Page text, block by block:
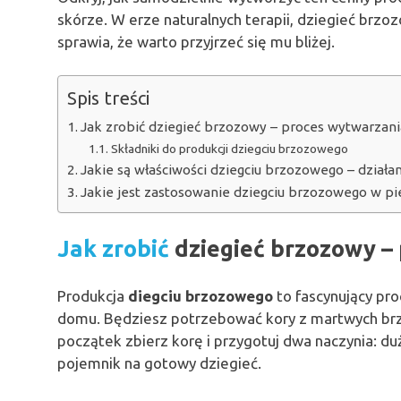
skórze. W erze naturalnych terapii, dziegieć
sprawia, że warto przyjrzeć się mu bliżej.
Spis treści
Jak zrobić dziegieć brzozowy – proces
Składniki do produkcji dziegciu brzozowego
Jakie są właściwości dziegciu brzozowego –
Jakie jest zastosowanie dziegciu brzozowego w
Jak zrobić dziegieć brzozowy
Produkcja diegciu brzozowego to fascynujący
domu. Będziesz potrzebować kory z martwych
początek zbierz korę i przygotuj dwa naczynia:
pojemnik na gotowy dziegieć.